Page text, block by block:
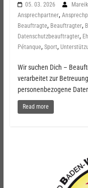
05. 03. 2026
Ansprechpartner,
Beauftragte, Beauftragter,
Datenschutzbeauftragter,
Pétanque, Sport,
Wir suchen Dich –
verarbeitet zur
personenbezogene
Read more